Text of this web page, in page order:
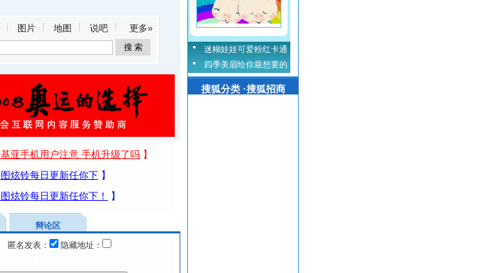
图片 地图 说吧 更多»
辩论区
匿名发表：
隐藏地址：
迷糊娃娃可爱粉红卡通
四季美眉给你最想要的
搜狐分类 ·搜狐招商